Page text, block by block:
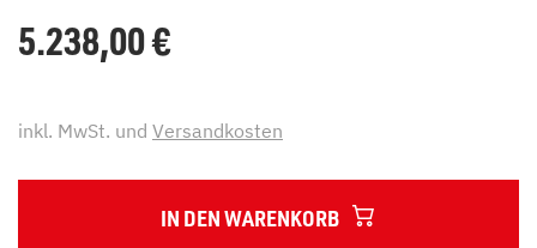
5.238,00€
inkl. MwSt. und Versandkosten
IN DEN WARENKORB